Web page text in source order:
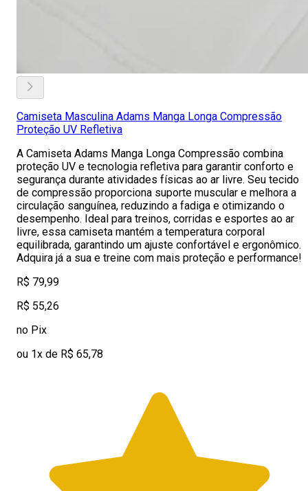
Camiseta Masculina Adams Manga Longa Compressão
Proteção UV Refletiva
A Camiseta Adams Manga Longa Compressão combina
proteção UV e tecnologia refletiva para garantir conforto e
segurança durante atividades físicas ao ar livre. Seu tecido
de compressão proporciona suporte muscular e melhora a
circulação sanguínea, reduzindo a fadiga e otimizando o
desempenho. Ideal para treinos, corridas e esportes ao ar
livre, essa camiseta mantém a temperatura corporal
equilibrada, garantindo um ajuste confortável e ergonômico.
Adquira já a sua e treine com mais proteção e performance!
R$ 79,99
R$ 55,26
no Pix
ou 1x de R$ 65,78